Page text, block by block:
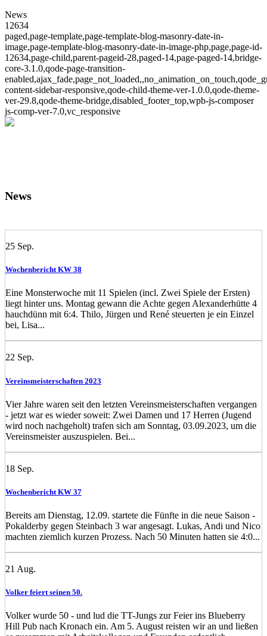
News
12634
paged,page-template,page-template-blog-masonry-date-in-
image,page-template-blog-masonry-date-in-image-php,page,page-id-
12634,page-child,parent-pageid-28,paged-14,page-paged-14,bridge-
core-3.1.0,qode-page-transition-
content-sidebar-responsive,qode-child-theme-ver-1.0.0,qode-theme-
ver-29.8,qode-theme-bridge,disabled_footer_top,wpb-js-composer
js-comp-ver-7.0,vc_responsive
News
25 Sep.
Wochenbericht KW 38
Eine Monsterwoche mit 11 Spielen (incl. Zwei Spiele der Ersten)
liegt hinter uns. Montag gewann die Achte gegen Alexanderhütte 4
hauchdünn mit 6:4. Thilo, Jürgen und René steuerten je ein Einzel
bei, Lisa...
22 Sep.
Vereinsmeisterschaften 2023
Vier Jahre waren seit den letzten Vereinsmeisterschaften vergangen
- jetzt war es wieder soweit: Zwei Damen und 17 Herren (Jugend
wird noch nachgeholt) trafen sich am Sonntag, 03.09.2023, um die
Vereinsmeister auszuspielen. Bei...
18 Sep.
Wochenbericht KW 37
Bereits am Dienstag, 12.09. startete die Fünfte in die neue Saison -
Pokalderby gegen Steinbach 3 war angesagt. Lukas, Andi und Nico
machten ziemlich kurzen Prozess. Nach 50 Minuten hatten sie 4:0...
21 Aug.
Volker feiert seinen 50.
Volker wurde 50 - und lud die TT-Jungs zur Feier ins Blueberry
Hill Pub nach Kronach ein. Am 5. August reisten wir an und ließen